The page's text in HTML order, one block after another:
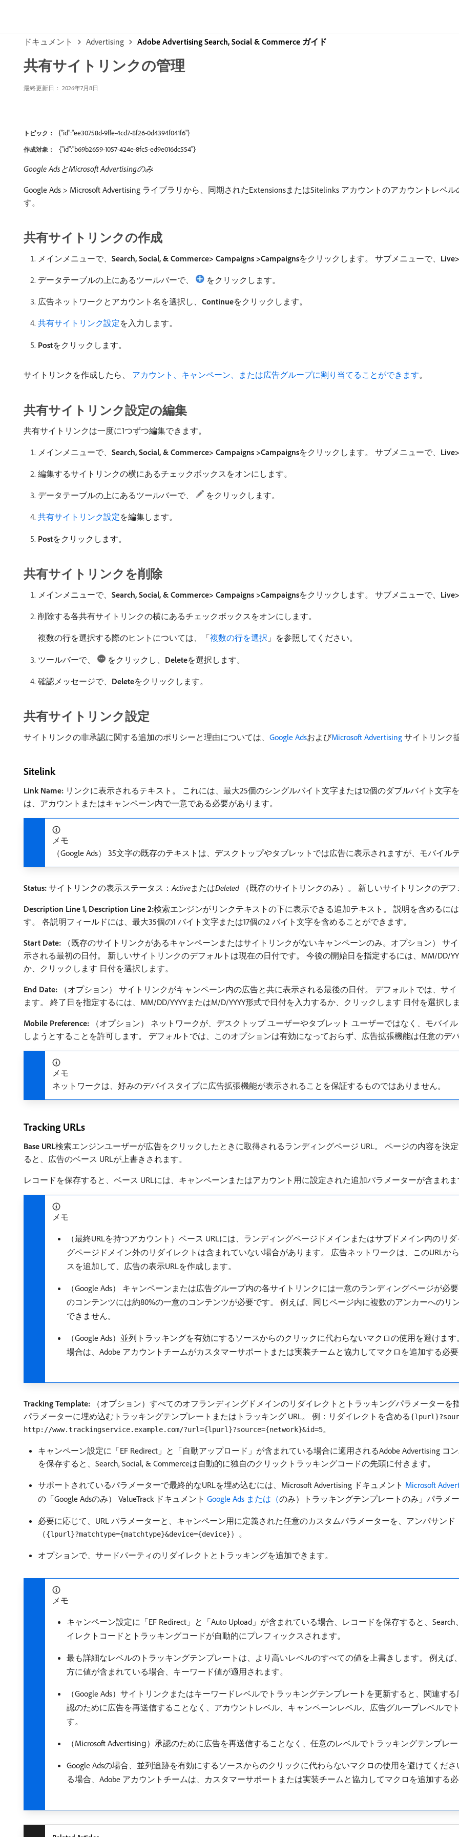
ドキュメント Advertising Adobe Advertising Search, Social & Commerce ガイド
共有サイトリンクの管理
最終更新日： 2026年7月8日
トピック： {"id":"ee30758d-9ffe-4cd7-8f26-0d4394f041f6"}
作成対象： {"id":"b69b2659-1057-424e-8fc5-ed9e016dc554"}
Google AdsとMicrosoft Advertisingのみ
Google Ads > Microsoft Advertising ライブラリから、同期されたExtensionsまたはSitelinks アカウントのアカウントレベ
す。
共有サイトリンクの作成
メインメニューで、 Search, Social, & Commerce> Campaigns >Campaigns​をクリックします。 サブメニューで、
データテーブルの上にあるツールバーで、 をクリックします。
広告ネットワークとアカウント名を選択し、 Continue​をクリックします。
共有サイトリンク設定を入力します。
Post​をクリックします。
サイトリンクを作成したら、 ​ アカウント、キャンペーン、または広告グループに割り当てることができます。
共有サイトリンク設定の編集
共有サイトリンクは一度に1つずつ編集できます。
メインメニューで、 Search, Social, & Commerce> Campaigns >Campaigns​をクリックします。 サブメニューで、
編集するサイトリンクの横にあるチェックボックスをオンにします。
データテーブルの上にあるツールバーで、 をクリックします。
共有サイトリンク設定を編集します。
Post​をクリックします。
共有サイトリンクを削除
メインメニューで、 Search, Social, & Commerce> Campaigns >Campaigns​をクリックします。 サブメニューで、
削除する各共有サイトリンクの横にあるチェックボックスをオンにします。
複数の行を選択する際のヒントについては、「複数の行を選択 」を参照してください。
ツールバーで、 をクリックし、 Delete​を選択します。
確認メッセージで、 Delete​をクリックします。
共有サイトリンク設定
サイトリンクの非承認に関する追加のポリシーと理由については、 Google AdsおよびMicrosoft Advertising サイトリンク
Sitelink
Link Name: リンクに表示されるテキスト。 これには、最大25個のシングルバイト文字または12個のダブルバイト文字
は、アカウントまたはキャンペーン内で一意である必要があります。
メモ
（Google Ads） 35文字の既存のテキストは、デスクトップやタブレットでは広告に表示されますが、モバイル
Status: サイトリンクの表示ステータス：Active​または​Deleted （既存のサイトリンクのみ）。 新しいサイトリンクのデ
Description Line 1, Description Line 2:検索エンジンがリンクテキストの下に表示できる追加テキスト。 説明を含めるに
す。 各説明フィールドには、最大35個の1 バイト文字または17個の2 バイト文字を含めることができます。
Start Date: （既存のサイトリンクがあるキャンペーンまたはサイトリンクがないキャンペーンのみ。オプション） サ
示される最初の日付。 新しいサイトリンクのデフォルトは現在の日付です。 今後の開始日を指定するには、MM/DD/
か、クリックします 日付を選択します。
End Date: （オプション） サイトリンクがキャンペーン内の広告と共に表示される最後の日付。 デフォルトでは、サ
ます。 終了日を指定するには、MM/DD/YYYYまたはM/D/YYYY形式で日付を入力するか、クリックします 日付を選択しま
Mobile Preference: （オプション） ネットワークが、デスクトップ ユーザーやタブレット ユーザーではなく、モバイ
しようとすることを許可します。 デフォルトでは、このオプションは有効になっておらず、広告拡張機能は任意のデ
メモ
ネットワークは、好みのデバイスタイプに広告拡張機能が表示されることを保証するものではありません。
Tracking URLs
Base URL検索エンジンユーザーが広告をクリックしたときに取得されるランディングページ URL。 ページの内容を決
ると、広告のベース URLが上書きされます。
レコードを保存すると、ベース URLには、キャンペーンまたはアカウント用に設定された追加パラメーターが含まれま
メモ
（最終URLを持つアカウント）ベース URLには、ランディングページドメインまたはサブドメイン内のリ
グページドメイン外のリダイレクトは含まれていない場合があります。 広告ネットワークは、このURLか
スを追加して、広告の表示URLを作成します。
（Google Ads） キャンペーンまたは広告グループ内の各サイトリンクには一意のランディングページが必
のコンテンツには約80%の一意のコンテンツが必要です。 例えば、同じページ内に複数のアンカーへのリ
できません。
（Google Ads）並列トラッキングを有効にするソースからのクリックに代わらないマクロの使用を避けま
場合は、Adobe アカウントチームがカスタマーサポートまたは実装チームと協力してマクロを追加する必要
Tracking Template: （オプション）すべてのオフランディングドメインのリダイレクトとトラッキングパラメーターを
パラメーターに埋め込むトラッキングテンプレートまたはトラッキング URL。 例：リダイレクトを含める
http://www.trackingservice.example.com/?url={lpurl}?source={network}&id=5。
キャンペーン設定に「EF Redirect」と「自動アップロード」が含まれている場合に適用されるAdobe Advertising コ
を保存すると、Search, Social, & Commerceは自動的に独自のクリックトラッキングコードの先頭に付きます。
サポートされているパラメーターで最終的なURLを埋め込むには、Microsoft Advertising ドキュメント Microsoft
の「Google Adsのみ） ValueTrack ドキュメント Google Ads または（のみ）トラッキングテンプレートのみ」パラメ
必要に応じて、URL パラメーターと、キャンペーン用に定義された任意のカスタムパラメーターを、アンパサン
（{lpurl}?matchtype={matchtype}&device={device}）。
オプションで、サードパーティのリダイレクトとトラッキングを追加できます。
メモ
キャンペーン設定に「EF Redirect」と「Auto Upload」が含まれている場合、レコードを保存すると、
イレクトコードとトラッキングコードが自動的にプレフィックスされます。
最も詳細なレベルのトラッキングテンプレートは、より高いレベルのすべての値を上書きします。 例えば
方に値が含まれている場合、キーワード値が適用されます。
（Google Ads）サイトリンクまたはキーワードレベルでトラッキングテンプレートを更新すると、関連す
認のために広告を再送信することなく、アカウントレベル、キャンペーンレベル、広告グループレベルで
す。
（Microsoft Advertising）承認のために広告を再送信することなく、任意のレベルでトラッキングテンプレー
Google Adsの場合、並列追跡を有効にするソースからのクリックに代わらないマクロの使用を避けてくだ
る場合、Adobe アカウントチームは、カスタマーサポートまたは実装チームと協力してマクロを追加する必